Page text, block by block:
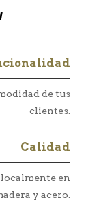
de tus
clientes.
Calidad
en
y acero.